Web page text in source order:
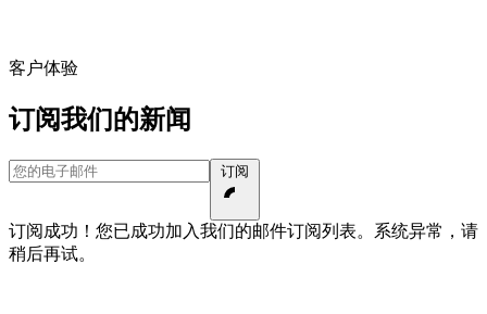
客户体验
订阅我们的新闻
您的电子邮件
订阅成功！您已成功加入我们的邮件订阅列表。 系统异常，请
稍后再试。